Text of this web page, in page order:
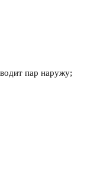
пар наружу;